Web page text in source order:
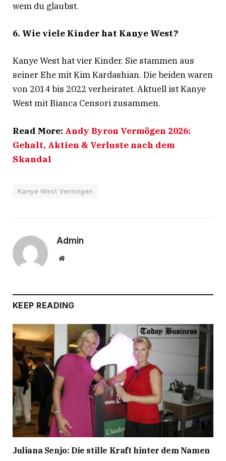
wem du glaubst.
6. Wie viele Kinder hat Kanye West?
Kanye West hat vier Kinder. Sie stammen aus
seiner Ehe mit Kim Kardashian. Die beiden waren
von 2014 bis 2022 verheiratet. Aktuell ist Kanye
West mit Bianca Censori zusammen.
Read More: Andy Byron Vermögen 2026:
Gehalt, Aktien & Verluste nach dem
Skandal
Kanye West Vermögen
Admin
Website
KEEP READING
Juliana Senjo: Die stille Kraft hinter dem Namen